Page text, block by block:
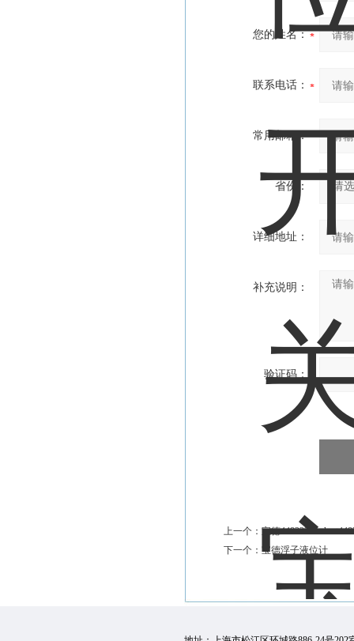
您的姓名：
联系电话：
常用邮箱：
省份：
详细地址：
补充说明：
验证码：
上一个： 宝德448222
下一个： 宝德浮子液位计